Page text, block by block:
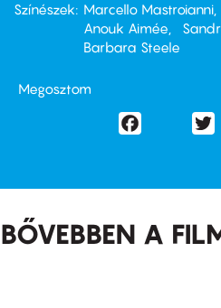
Színészek
Marcello Mastroianni
Anouk Aimée
Barbara Steele
Megosztom
Facebook
BŐVEBBEN A